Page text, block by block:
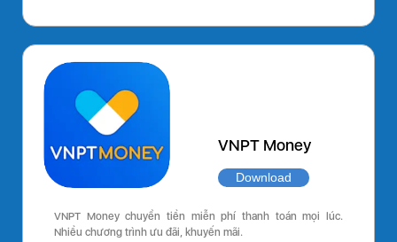
VNPT Money
Download
VNPT Money chuyển tiền miễn phí thanh toán mọi lúc.
Nhiều chương trình ưu đãi, khuyến mãi.